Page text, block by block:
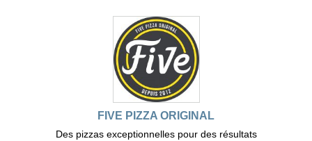
FIVE PIZZA ORIGINAL
Des pizzas exceptionnelles pour des résultats